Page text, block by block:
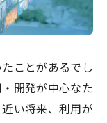
ことがあるでし
開発が中心なた
い将来、利用が